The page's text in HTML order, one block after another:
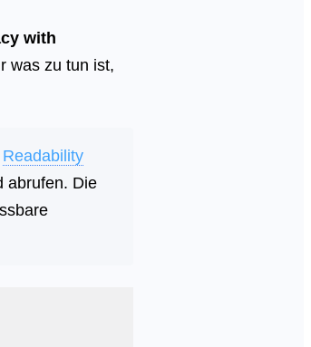
with
was zu tun ist,
Readability
abrufen. Die